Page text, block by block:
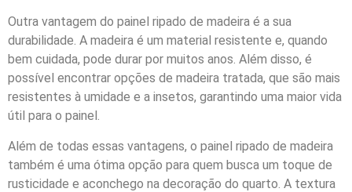
Outra vantagem do painel ripado de madeira é a sua
durabilidade. A madeira é um material resistente e, quando
bem cuidada, pode durar por muitos anos. Além disso, é
possível encontrar opções de madeira tratada, que são mais
resistentes à umidade e a insetos, garantindo uma maior vida
útil para o painel.
Além de todas essas vantagens, o painel ripado de madeira
também é uma ótima opção para quem busca um toque de
rusticidade e aconchego na decoração do quarto. A textura